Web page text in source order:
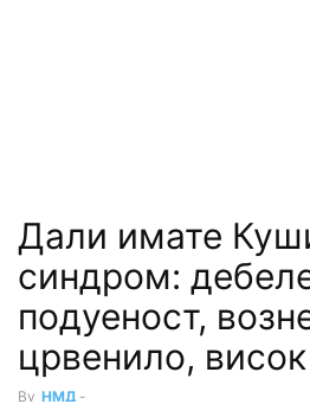
Дали имате
синдром:
подуеност,
црвенило,
By НМД -